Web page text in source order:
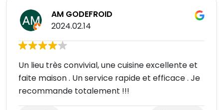
AM GODEFROID
2024.02.14
Un lieu très convivial, une cuisine excellente et
faite maison . Un service rapide et efficace . Je
recommande totalement !!!